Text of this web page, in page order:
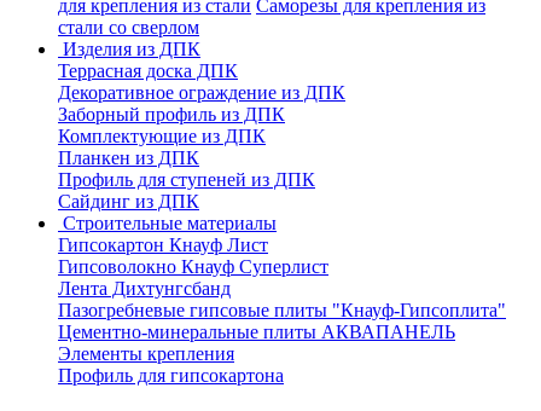
для крепления из стали Саморезы для крепления из
стали со сверлом
Изделия из ДПК
Террасная доска ДПК
Декоративное ограждение из ДПК
Заборный профиль из ДПК
Комплектующие из ДПК
Планкен из ДПК
Профиль для ступеней из ДПК
Сайдинг из ДПК
Строительные материалы
Гипсокартон Кнауф Лист
Гипсоволокно Кнауф Суперлист
Лента Дихтунгсбанд
Пазогребневые гипсовые плиты "Кнауф-Гипсоплита"
Цементно-минеральные плиты АКВАПАНЕЛЬ
Элементы крепления
Профиль для гипсокартона